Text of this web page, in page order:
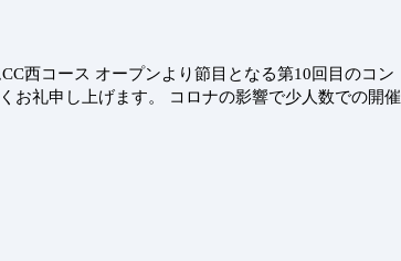
西コース オープンより節目となる第10回目のコン
お礼申し上げます。 コロナの影響で少人数での開催